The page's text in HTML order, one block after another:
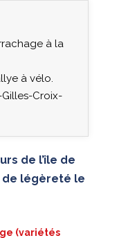
à la
à vélo.
Croix-
de l’île de
de légèreté le
(variétés